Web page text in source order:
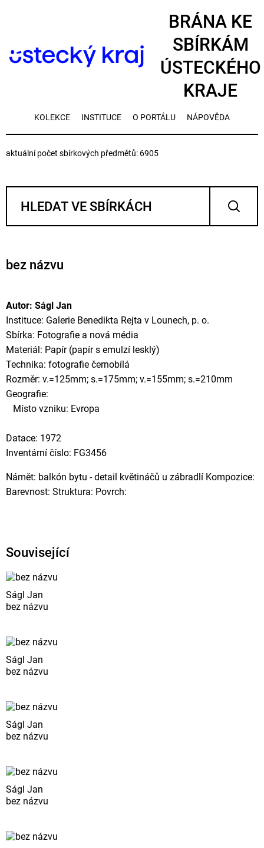
BRÁNA KE
SBÍRKÁM
ÚSTECKÉHO
KRAJE
KOLEKCE INSTITUCE O PORTÁLU NÁPOVĚDA
aktuální počet sbírkových předmětů: 6905
bez názvu
Autor: Ságl Jan
Instituce: Galerie Benedikta Rejta v Lounech, p. o.
Sbírka: Fotografie a nová média
Materiál: Papír (papír s emulzí lesklý)
Technika: fotografie černobílá
Rozměr: v.=125mm; s.=175mm; v.=155mm; s.=210mm
Geografie:
Místo vzniku: Evropa
Datace: 1972
Inventární číslo: FG3456
Námět: balkón bytu - detail květináčů u zábradlí Kompozice:
Barevnost: Struktura: Povrch:
Související
Ságl Jan
bez názvu
Ságl Jan
bez názvu
Ságl Jan
bez názvu
Ságl Jan
bez názvu